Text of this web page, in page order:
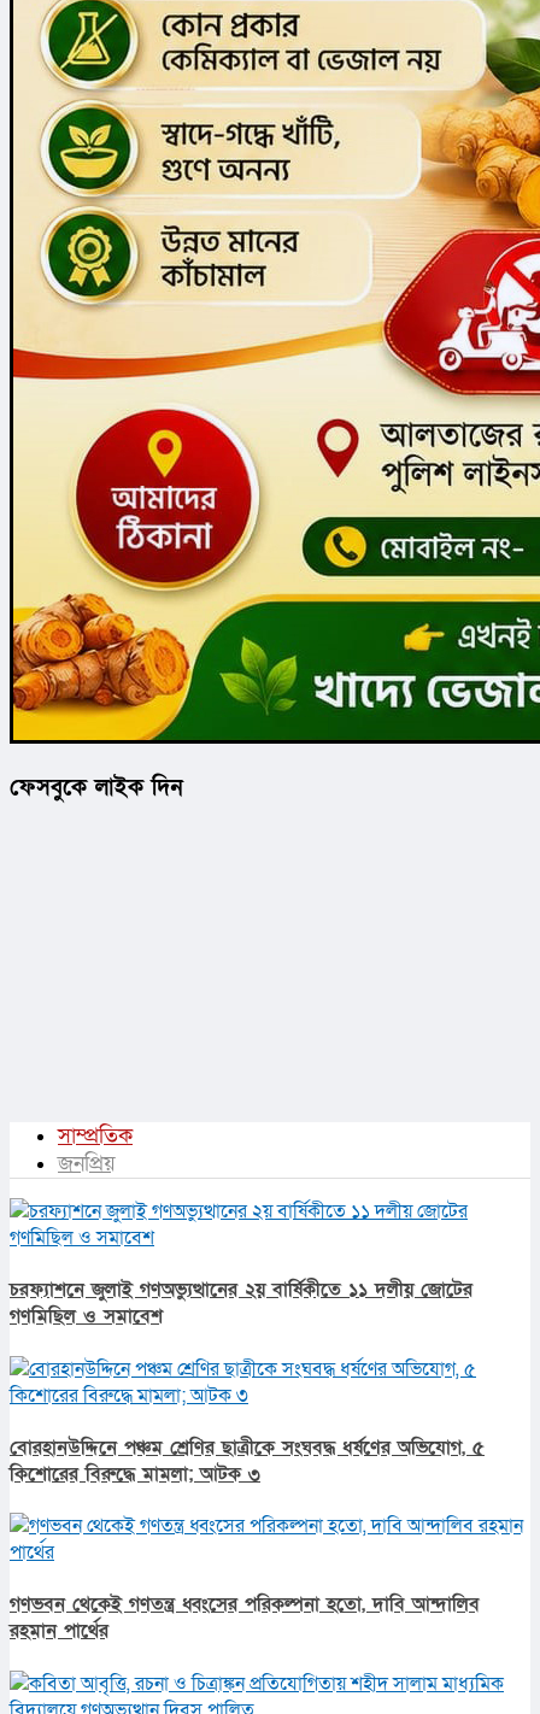
ফেসবুকে লাইক দিন
সাম্প্রতিক
জনপ্রিয়
চরফ্যাশনে জুলাই গণঅভ্যুত্থানের ২য় বার্ষিকীতে ১১ দলীয় জোটের
গণমিছিল ও সমাবেশ
বোরহানউদ্দিনে পঞ্চম শ্রেণির ছাত্রীকে সংঘবদ্ধ ধর্ষণের অভিযোগ, ৫
কিশোরের বিরুদ্ধে মামলা; আটক ৩
গণভবন থেকেই গণতন্ত্র ধ্বংসের পরিকল্পনা হতো, দাবি আন্দালিব
রহমান পার্থের